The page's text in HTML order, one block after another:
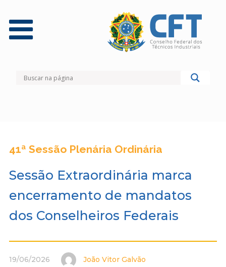
41ª Sessão Plenária Ordinária
Sessão Extraordinária marca
encerramento de mandatos
dos Conselheiros Federais
19/06/2026 João Vitor Galvão